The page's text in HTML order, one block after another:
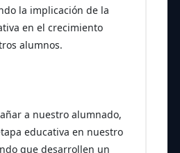
la implicación de la
en el crecimiento
alumnos.
a nuestro alumnado,
educativa en nuestro
que desarrollen un